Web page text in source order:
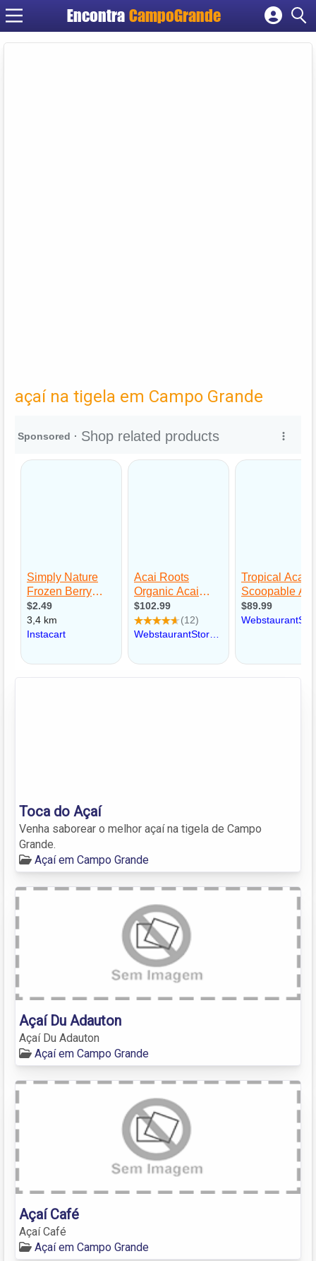
Encontra CampoGrande
Cadastrar empresa
açaí na tigela em Campo Grande
Toca do Açaí
Venha saborear o melhor açaí na tigela de Campo
Grande.
Açaí em Campo Grande
Açaí Du Adauton
Açaí Du Adauton
Açaí em Campo Grande
Açaí Café
Açaí Café
Açaí em Campo Grande